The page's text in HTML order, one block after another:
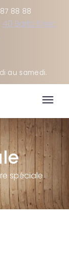
88 88
40 Baria Sreet
au samedi.
spéciale